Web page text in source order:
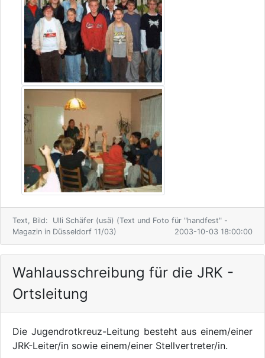
Text, Bild: Ulli Schäfer (usä) (Text und Foto für "handfest" -
Magazin in Düsseldorf 11/03)
2003-10-03 18:00:00
Wahlausschreibung für die JRK -
Ortsleitung
Die Jugendrotkreuz-Leitung besteht aus einem/einer
JRK-Leiter/in sowie einem/einer Stellvertreter/in.